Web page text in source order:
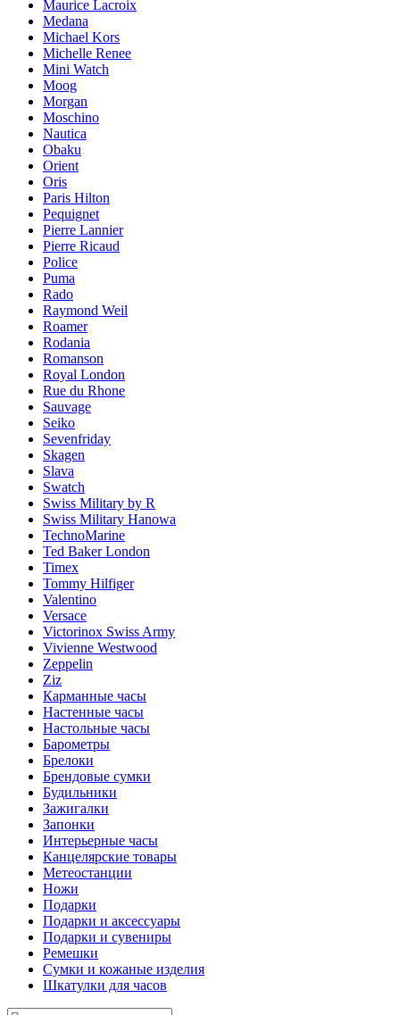
Maurice Lacroix
Medana
Michael Kors
Michelle Renee
Mini Watch
Moog
Morgan
Moschino
Nautica
Obaku
Orient
Oris
Paris Hilton
Pequignet
Pierre Lannier
Pierre Ricaud
Police
Puma
Rado
Raymond Weil
Roamer
Rodania
Romanson
Royal London
Rue du Rhone
Sauvage
Seiko
Sevenfriday
Skagen
Slava
Swatch
Swiss Military by R
Swiss Military Hanowa
TechnoMarine
Ted Baker London
Timex
Tommy Hilfiger
Valentino
Versace
Victorinox Swiss Army
Vivienne Westwood
Zeppelin
Ziz
Карманные часы
Настенные часы
Настольные часы
Барометры
Брелоки
Брендовые сумки
Будильники
Зажигалки
Запонки
Интерьерные часы
Канцелярские товары
Метеостанции
Ножи
Подарки
Подарки и аксессуары
Подарки и сувениры
Ремешки
Сумки и кожаные изделия
Шкатулки для часов